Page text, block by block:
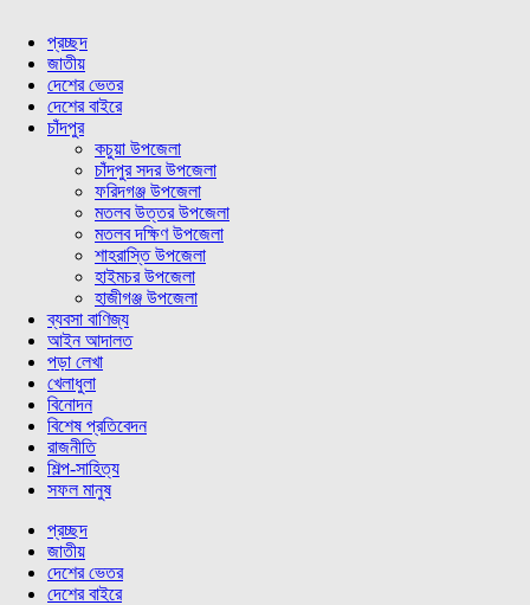
প্রচ্ছদ
জাতীয়
দেশের ভেতর
দেশের বাইরে
চাঁদপুর
কচুয়া উপজেলা
চাঁদপুর সদর উপজেলা
ফরিদগঞ্জ উপজেলা
মতলব উত্তর উপজেলা
মতলব দক্ষিণ উপজেলা
শাহরাস্তি উপজেলা
হাইমচর উপজেলা
হাজীগঞ্জ উপজেলা
ব্যবসা বাণিজ্য
আইন আদালত
পড়া লেখা
খেলাধুলা
বিনোদন
বিশেষ প্রতিবেদন
রাজনীতি
শিল্প-সাহিত্য
সফল মানুষ
প্রচ্ছদ
জাতীয়
দেশের ভেতর
দেশের বাইরে